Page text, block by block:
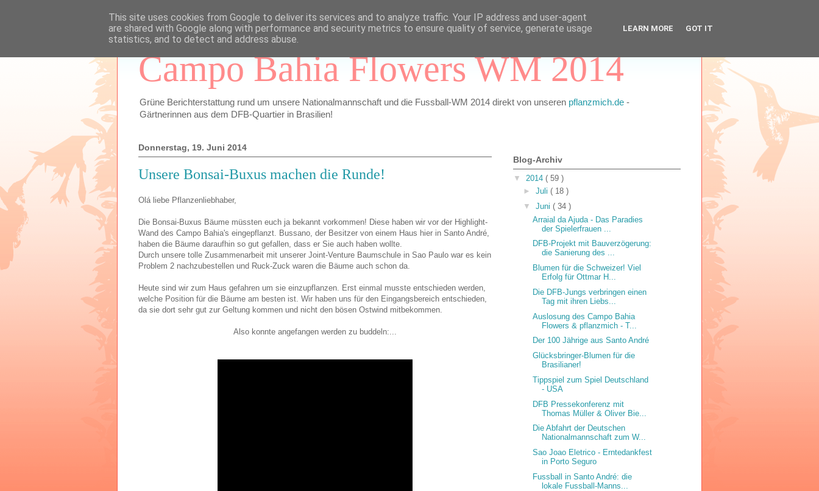
Campo Bahia Flowers WM 2014
Grüne Berichterstattung rund um unsere Nationalmannschaft und die Fussball-WM 2014 direkt von unseren pflanzmich.de -
Gärtnerinnen aus dem DFB-Quartier in Brasilien!
Donnerstag, 19. Juni 2014
Unsere Bonsai-Buxus machen die Runde!
Olá liebe Pflanzenliebhaber,
Die Bonsai-Buxus Bäume müssten euch ja bekannt vorkommen! Diese haben wir vor der Highlight-
Wand des Campo Bahia's eingepflanzt. Bussano, der Besitzer von einem Haus hier in Santo André,
haben die Bäume daraufhin so gut gefallen, dass er Sie auch haben wollte.
Durch unsere tolle Zusammenarbeit mit unserer Joint-Venture Baumschule in Sao Paulo war es kein
Problem 2 nachzubestellen und Ruck-Zuck waren die Bäume auch schon da.
Heute sind wir zum Haus gefahren um sie einzupflanzen. Erst einmal musste entschieden werden,
welche Position für die Bäume am besten ist. Wir haben uns für den Eingangsbereich entschieden,
da sie dort sehr gut zur Geltung kommen und nicht den bösen Ostwind mitbekommen.
Also konnte angefangen werden zu buddeln:...
Blog-Archiv
▼ 2014 ( 59 )
► Juli ( 18 )
▼ Juni ( 34 )
Arraial da Ajuda - Das Paradies
der Spielerfrauen ...
DFB-Projekt mit Bauverzögerung:
die Sanierung des ...
Blumen für die Schweizer! Viel
Erfolg für Ottmar H...
Die DFB-Jungs verbringen einen
Tag mit ihren Liebs...
Auslosung des Campo Bahia
Flowers & pflanzmich - T...
Der 100 Jährige aus Santo André
Glücksbringer-Blumen für die
Brasilianer!
Tippspiel zum Spiel Deutschland
- USA
DFB Pressekonferenz mit
Thomas Müller & Oliver Bie...
Die Abfahrt der Deutschen
Nationalmannschaft zum W...
Sao Joao Eletrico - Erntedankfest
in Porto Seguro
Fussball in Santo André: die
lokale Fussball-Manns...
This site uses cookies from Google to deliver its services and to analyze traffic. Your IP address and user-agent
are shared with Google along with performance and security metrics to ensure quality of service, generate usage
statistics, and to detect and address abuse.
LEARN MORE GOT IT